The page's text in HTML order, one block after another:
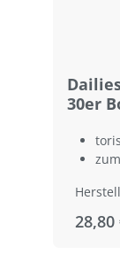
30er
28,80